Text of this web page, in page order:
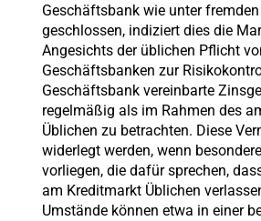
Geschäftsbank wie unter
geschlossen, indiziert dies die
Angesichts der üblichen Pflicht
Geschäftsbanken zur
Geschäftsbank vereinbarte
regelmäßig als im Rahmen des
Üblichen zu betrachten. Diese
widerlegt werden, wenn
vorliegen, die dafür sprechen,
am Kreditmarkt Üblichen
Umstände können etwa in einer